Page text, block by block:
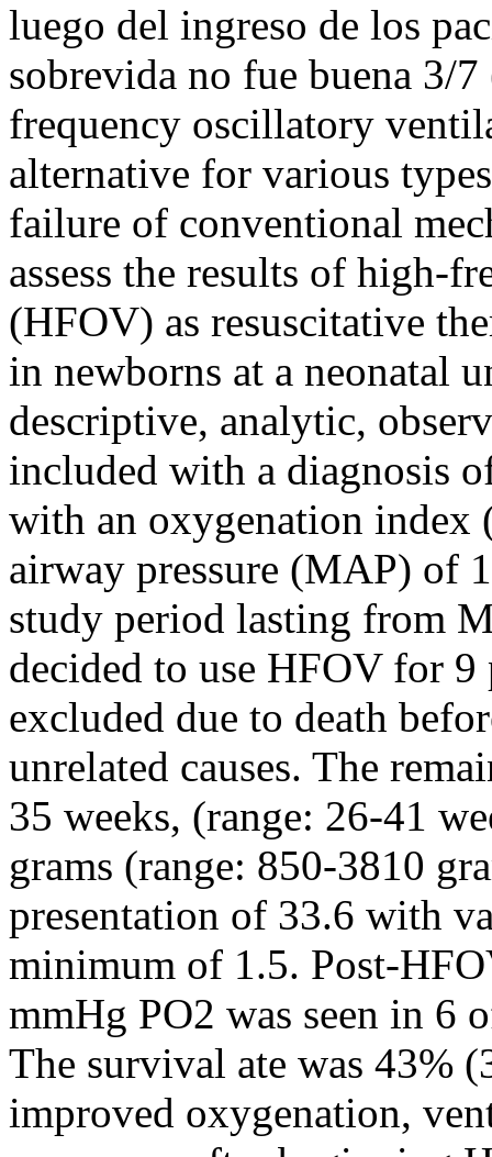
luego del ingreso de los
sobrevida no fue buena
frequency oscillatory
alternative for various
failure of conventional
assess the results of high-
(HFOV) as resuscitative
in newborns at a neonatal
descriptive, analytic,
included with a diagnosis
with an oxygenation index
airway pressure (MAP) of
study period lasting from
decided to use HFOV for
excluded due to death
unrelated causes. The
35 weeks, (range: 26-41
grams (range: 850-3810
presentation of 33.6 with
minimum of 1.5. Post-
mmHg PO2 was seen in 6
The survival ate was 43%
improved oxygenation,